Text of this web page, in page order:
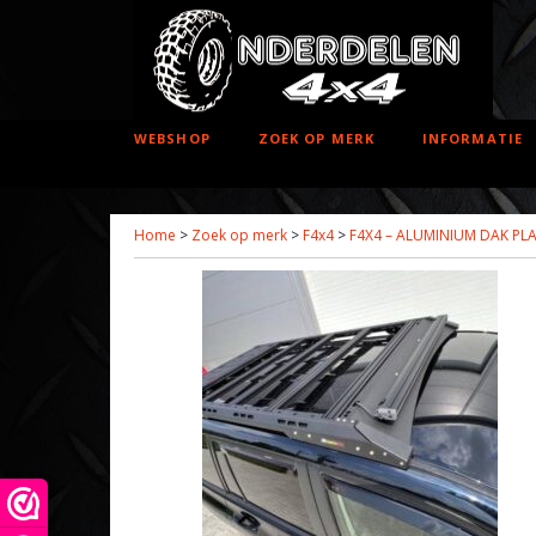
WEBSHOP ZOEK OP MERK INFORMATIE
Home > Zoek op merk > F4x4> F4X4 – ALUMINIUM DAK